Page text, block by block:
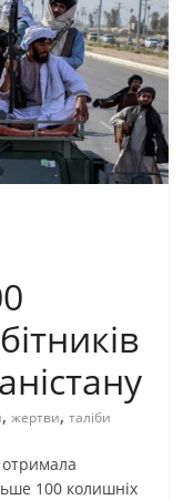
,жертви,таліби
100 колишніх